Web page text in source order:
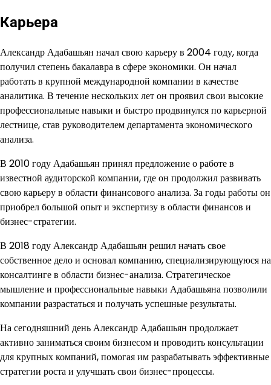
Карьера
Александр Адабашьян начал свою карьеру в 2004 году, когда
получил степень бакалавра в сфере экономики. Он начал
работать в крупной международной компании в качестве
аналитика. В течение нескольких лет он проявил свои высокие
профессиональные навыки и быстро продвинулся по карьерной
лестнице, став руководителем департамента экономического
анализа.
В 2010 году Адабашьян принял предложение о работе в
известной аудиторской компании, где он продолжил развивать
свою карьеру в области финансового анализа. За годы работы он
приобрел большой опыт и экспертизу в области финансов и
бизнес-стратегии.
В 2018 году Александр Адабашьян решил начать свое
собственное дело и основал компанию, специализирующуюся на
консалтинге в области бизнес-анализа. Стратегическое
мышление и профессиональные навыки Адабашьяна позволили
компании разрастаться и получать успешные результаты.
На сегодняшний день Александр Адабашьян продолжает
активно заниматься своим бизнесом и проводить консультации
для крупных компаний, помогая им разрабатывать эффективные
стратегии роста и улучшать свои бизнес-процессы.